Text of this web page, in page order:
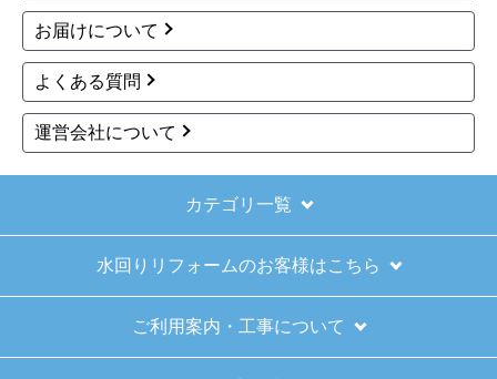
お届けについて
よくある質問
運営会社について
カテゴリ一覧
水回りリフォームのお客様はこちら
ご利用案内・工事について